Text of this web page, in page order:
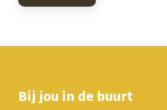
Bij jou in de buurt